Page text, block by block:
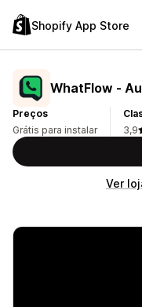
Shopify App Store
WhatFlow ‑
Preços
Grátis para instalar
3,9
Ver